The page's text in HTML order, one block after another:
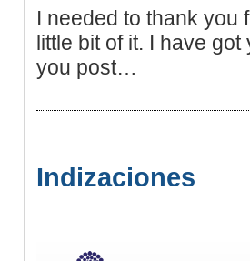
I needed to thank you
little bit of it. I have
you post…
Indizaciones